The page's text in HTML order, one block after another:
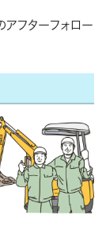
アフターフォロー